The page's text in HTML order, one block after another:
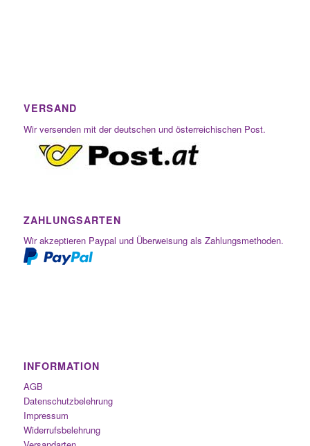
VERSAND
Wir versenden mit der deutschen und österreichischen Post.
ZAHLUNGSARTEN
Wir akzeptieren Paypal und Überweisung als Zahlungsmethoden.
INFORMATION
AGB
Datenschutzbelehrung
Impressum
Widerrufsbelehrung